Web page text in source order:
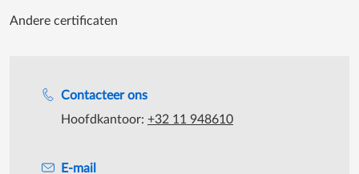
Contacteer ons
Hoofdkantoor: +32 11 948610
E-mail
Andere certificaten